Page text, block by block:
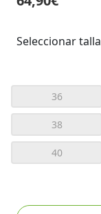
Seleccionar talla
36
38
40